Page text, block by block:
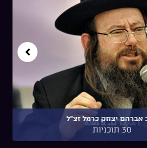
אברהם יצחק כרמל זצ"ל
30 תוכניות